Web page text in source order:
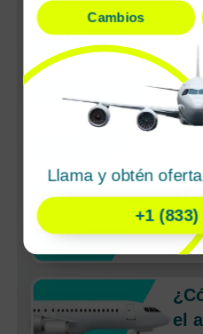
el
Cambios
Llama y obtén
+1 (833)